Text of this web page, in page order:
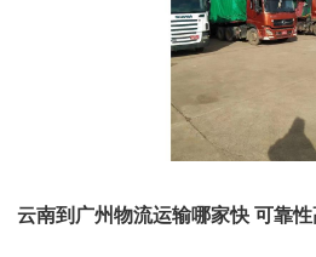
云南到广州物流运输哪家快 可靠